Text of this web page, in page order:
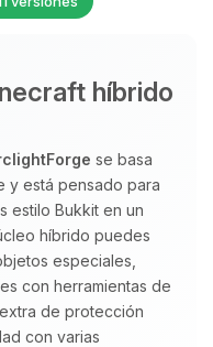
híbrido
se basa
y está pensado para
estilo Bukkit en un
híbrido puedes
especiales,
con herramientas de
de protección
con varias
quien
pequeno
Cuentame
mis
ayudarte.